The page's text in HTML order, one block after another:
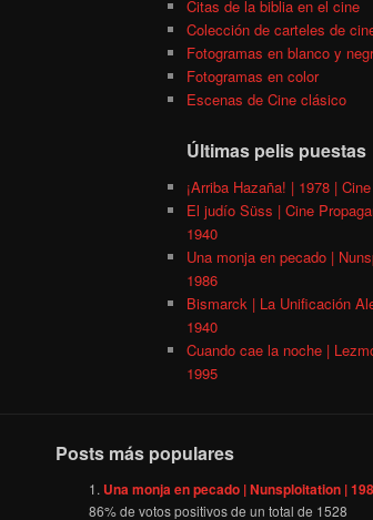
Citas de la biblia en el cine
Colección de carteles de
Fotogramas en blanco y
Fotogramas en color
Escenas de Cine clásico
Últimas pelis puestas
¡Arriba Hazaña! | 1978 |
El judío Süss | Cine
1940
Una monja en pecado |
1986
Bismarck | La Unificación
1940
Cuando cae la noche |
1995
Posts más populares
Una monja en pecado | Nunsploitation |
86% de votos positivos de un total de 1528